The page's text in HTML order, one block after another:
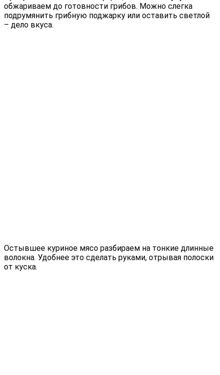
обжариваем до готовности грибов. Можно слегка
подрумянить грибную поджарку или оставить светлой
– дело вкуса.
Остывшее куриное мясо разбираем на тонкие длинные
волокна. Удобнее это сделать руками, отрывая полоски
от куска.